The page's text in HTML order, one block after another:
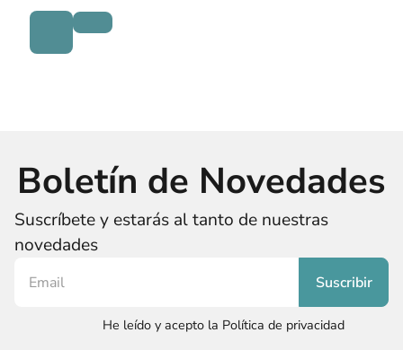
Boletín de Novedades
Suscríbete y estarás al tanto de nuestras
novedades
He leído y acepto la Política de privacidad